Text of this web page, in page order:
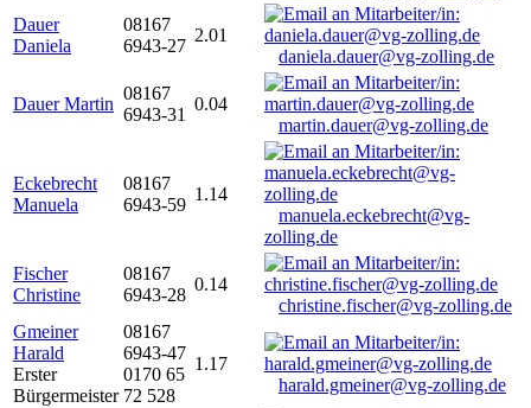
Dauer
Daniela
08167
6943-27
2.01
daniela.dauer@vg-zolling.de
Dauer Martin
08167
6943-31
0.04
martin.dauer@vg-zolling.de
Eckebrecht
Manuela
08167
6943-59
1.14
manuela.eckebrecht@vg-
zolling.de
Fischer
Christine
08167
6943-28
0.14
christine.fischer@vg-zolling.de
Gmeiner
Harald
Erster
Bürgermeister
08167
6943-47
0170 65
72 528
1.17
harald.gmeiner@vg-zolling.de